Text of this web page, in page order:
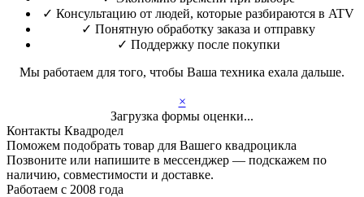
✓ Консультацию от людей, которые разбираются в ATV
✓ Понятную обработку заказа и отправку
✓ Поддержку после покупки
Мы работаем для того, чтобы Ваша техника ехала дальше.
×
Загрузка формы оценки...
Контакты Квадродел
Поможем подобрать товар для Вашего квадроцикла
Позвоните или напишите в мессенджер — подскажем по
наличию, совместимости и доставке.
Работаем с 2008 года